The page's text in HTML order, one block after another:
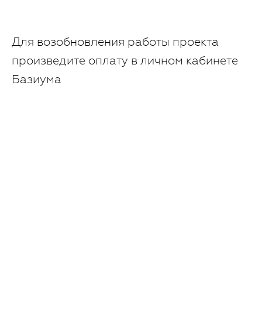
Для возобновления работы проекта
произведите оплату в личном кабинете
Базиума